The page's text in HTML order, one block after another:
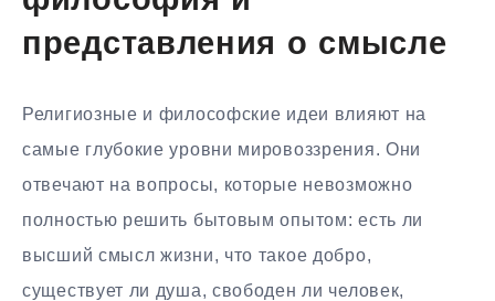
представления о смысле
Религиозные и философские идеи влияют на
самые глубокие уровни мировоззрения. Они
отвечают на вопросы, которые невозможно
полностью решить бытовым опытом: есть ли
высший смысл жизни, что такое добро,
существует ли душа, свободен ли человек,